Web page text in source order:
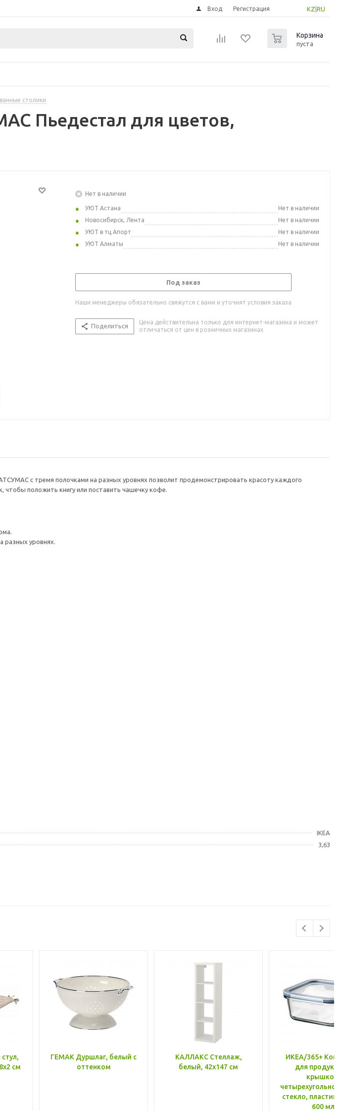
KZ RU
Вход Регистрация
Корзина
пуста
столики
Пьедестал для цветов,
Нет в наличии
УЮТ Астана
Нет в наличии
Новосибирск, Лента
Нет в наличии
УЮТ в тц Апорт
Нет в наличии
УЮТ Алматы
Нет в наличии
Под заказ
Наши менеджеры обязательно свяжутся с вами и уточнят условия заказа
Поделиться
Цена действительна только для интернет-магазина и может
отличаться от цен в розничных магазинах
с тремя полочками на разных уровнях позволит продемонстрировать красоту каждого
чтобы положить книгу или поставить чашечку кофе.
разных уровнях.
IKEA
3,63
см
ГЕМАК Дуршлаг, белый с
оттенком
КАЛЛАКС Стеллаж,
белый, 42x147 см
ИКЕА/365+
для
крышкой,
стекло, пластик
600 мл